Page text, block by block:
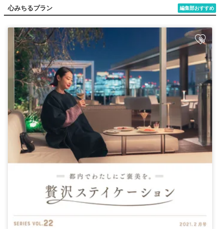
編集部おすすめ
心みちるプラン